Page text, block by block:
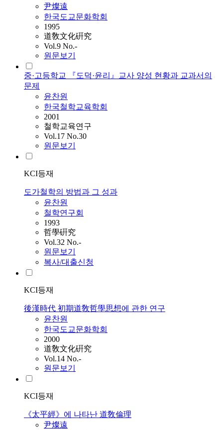
尹燦遠
한국도교문화학회
1995
道敎文化硏究
Vol.9 No.-
원문보기
중·고등학교 『도덕·윤리』교사 양성 현황과 교과서의
문제
윤찬원
한국철학교육학회
2001
철학교육연구
Vol.17 No.30
원문보기
KCI등재
도가철학의 방법과 그 성과
윤찬원
철학연구회
1993
哲學硏究
Vol.32 No.-
원문보기
복사/대출신청
KCI등재
後漢時代 初期道敎哲學思想에 관한 연구
윤찬원
한국도교문화학회
2000
道敎文化硏究
Vol.14 No.-
원문보기
KCI등재
《太平經》에 나타난 道敎倫理
尹燦遠